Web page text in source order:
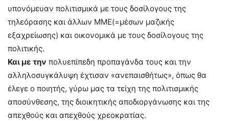
υπονόμευαν πολιτισμικά με τους δοσίλογους της
τηλεόρασης και άλλων ΜΜΕ(=μέσων μαζικής
εξαχρείωσης) και οικονομικά με τους δοσίλογους της
πολιτικής.
Και με την πολυεπίπεδη προπαγάνδα τους και την
αλληλοσυγκάλυψη έχτισαν «ανεπαισθήτως», όπως θα
έλεγε ο ποιητής, γύρω μας τα τείχη της πολιτισμικής
αποσύνθεσης, της διοικητικής αποδιοργάνωσης και της
απεχθούς και απεχθούς χρεοκρατίας.